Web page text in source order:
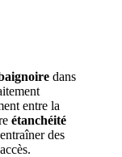
dans
entre la
étanchéité
des